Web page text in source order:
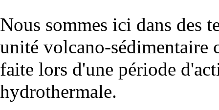
Nous sommes ici dans des
unité volcano-sédimentaire
faite lors d'une période
hydrothermale.